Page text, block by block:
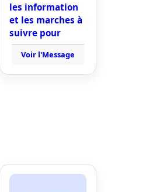
les information
et les marches à
suivre pour
Voir l'Message